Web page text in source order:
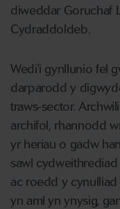
diweddar Goruchaf
Cydraddoldeb.
Wedi'i gynllunio fel
darparodd y
traws-sector.
archifol, rhannodd
yr heriau o gadw
sawl cydweithrediad
ac roedd y
yn aml yn ynysig,